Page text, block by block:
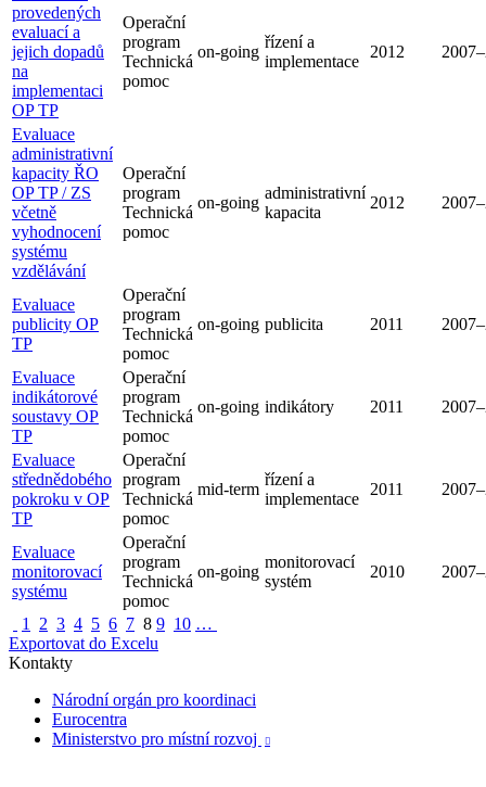
provedených
evaluací a
jejich dopadů
na
implementaci
OP TP
Operační
program
Technická
pomoc
on-going
řízení a
implementace
2012
Evaluace
administrativní
kapacity ŘO
OP TP / ZS
včetně
vyhodnocení
systému
vzdělávání
Operační
program
Technická
pomoc
on-going
administrativní
kapacita
2012
Evaluace
publicity OP
TP
Operační
program
Technická
pomoc
on-going publicita 2011
Evaluace
indikátorové
soustavy OP
TP
Operační
program
Technická
pomoc
on-going indikátory 2011
Evaluace
střednědobého
pokroku v OP
TP
Operační
program
Technická
pomoc
mid-term
řízení a
implementace
2011
Evaluace
monitorovací
systému
Operační
program
Technická
pomoc
on-going
monitorovací
systém
2010
1 2 3 4 5 6 7 8 9 10 …
Exportovat do Excelu
Kontakty
Národní orgán pro koordinaci
Eurocentra
Ministerstvo pro místní rozvoj
